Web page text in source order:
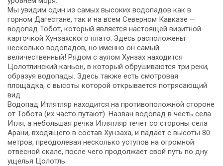
Мы увидим один из самых высоких водопадов как в
горном Дагестане, так и на всем Северном Кавказе —
водопад Тобот, который является настоящей визитной
карточкой Хунзахского плато. Здесь расположены
несколько водопадов, но именно он самый
величественный! Рядом с аулом Хунзах находится
Цолотлинский каньон, в который обрушиваются три реки,
образуя водопады. Здесь также есть смотровая
площадка, с высоты которой открывается потрясающий
вид.
Водопад Итлятляр находится на противоположной стороне
от Тобота (их часто путают). Назван водопад в честь села
Итля, а небольшая речка Итлятляр течет со стороны села
Арани, входящего в состав Хунзаха, и падает с высоты 80
метров, преодолевая несколько уступов на огромной
отвесной скале, после чего продолжает свой путь по дну
ущелья Цолотль.